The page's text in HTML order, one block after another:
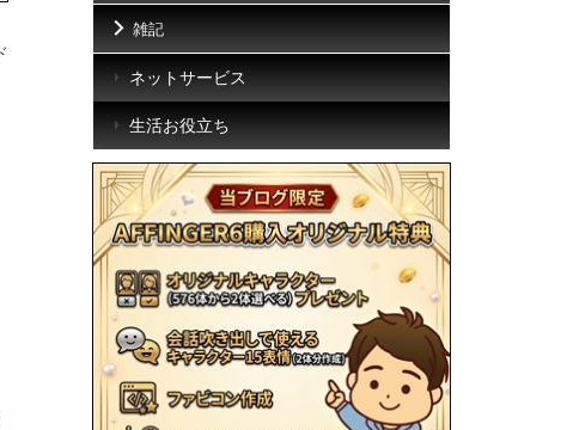
雑記
ネットサービス
生活お役立ち